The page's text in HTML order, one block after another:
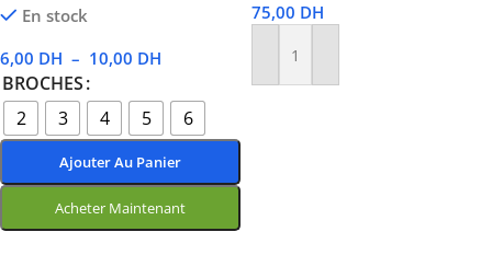
En stock
6,00 DH – 10,00 DH
BROCHES
2
3 4 5 6
Ajouter Au Panier
Acheter Maintenant
75,00 DH
Ajouter Au Panier